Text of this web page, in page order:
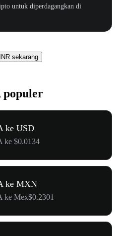
untuk diperdagangkan di
sekarang
populer
ke USD
ke $0.0134
ke MXN
ke Mex$0.2301